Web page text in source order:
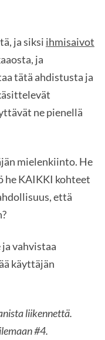
ja siksi ihmisaivot
ja
tätä ahdistusta ja
ne pienellä
mielenkiinto. He
he KAIKKI kohteet
että
vahvistaa
käyttäjän
liikennettä.
#4.